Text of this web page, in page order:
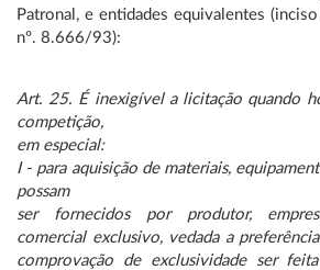
Patronal, e entidades equivalentes
nº. 8.666/93):
Art. 25. É inexigível a licitação quando
competição,
em especial:
I - para aquisição de materiais,
possam
ser fornecidos por produtor,
comercial exclusivo, vedada a
comprovação de exclusividade ser